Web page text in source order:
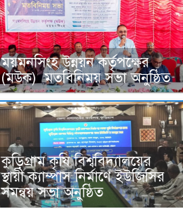
ময়মনসিংহ উন্নয়ন কর্তৃপক্ষের
(মউক) মতবিনিময় সভা অনুষ্ঠিত
কুড়িগ্রাম কৃষি বিশ্ববিদ্যালয়ের
স্থায়ী ক্যাম্পাস নির্মাণে ইউজিসির
সমন্বয় সভা অনুষ্ঠিত